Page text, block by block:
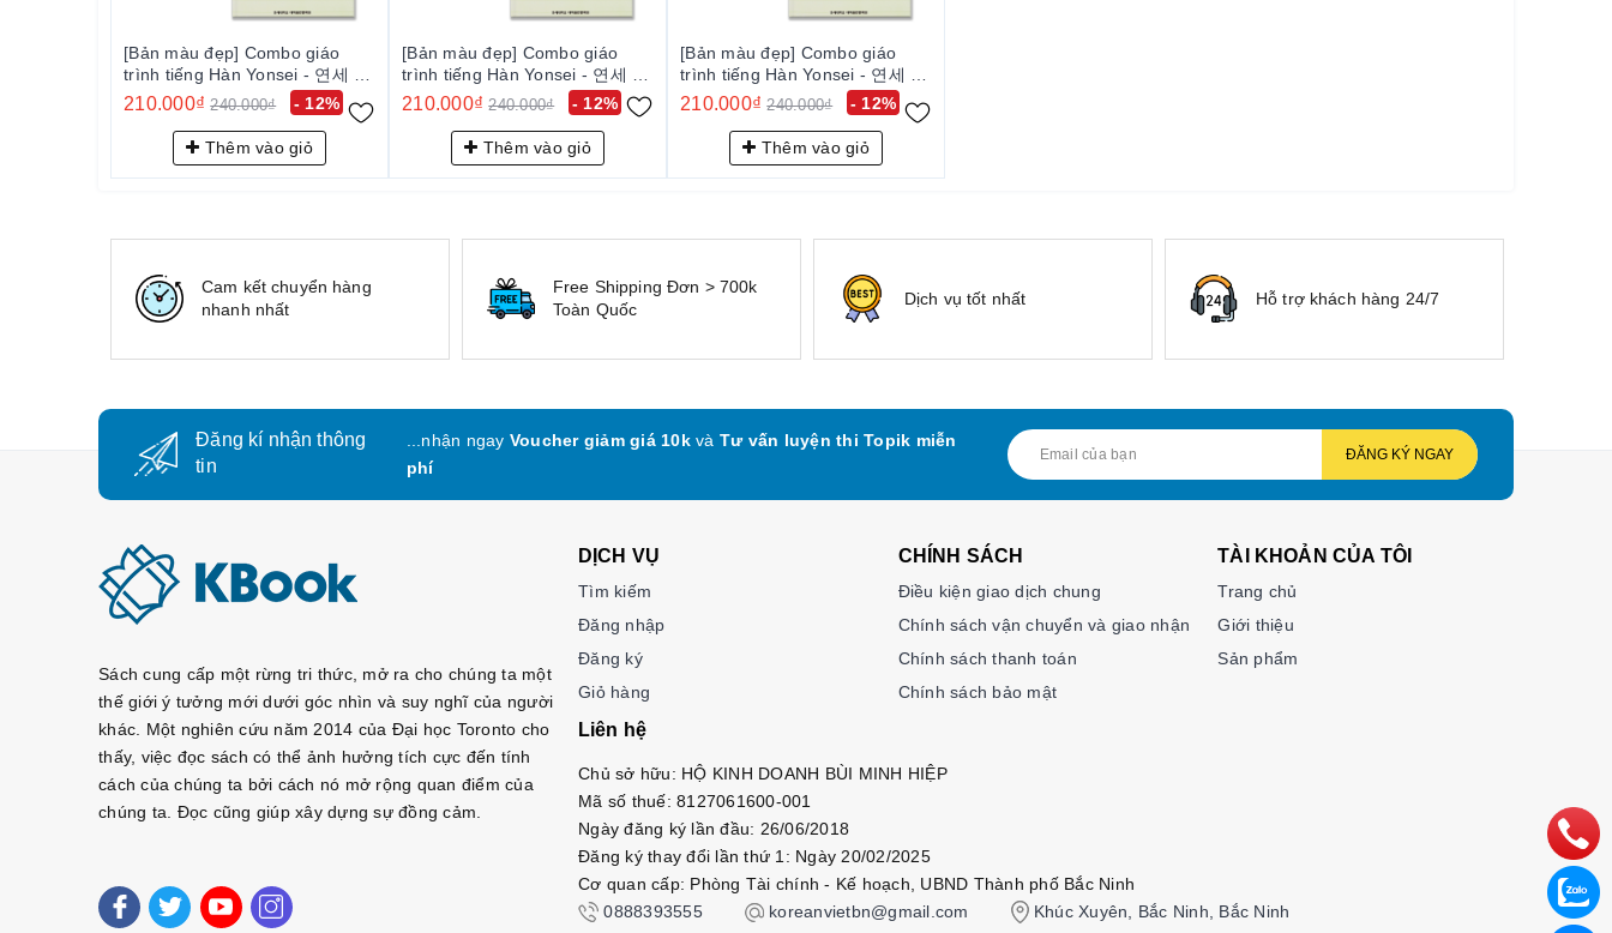
- 12%
[Bản màu đẹp] Combo giáo
trình tiếng Hàn Yonsei - 연세 한
국어 3-2
210.000₫ 240.000₫
Thêm vào giỏ
- 12%
[Bản màu đẹp] Combo giáo
trình tiếng Hàn Yonsei - 연세 한
국어 3-2
210.000₫ 240.000₫
Thêm vào giỏ
- 12%
[Bản màu đẹp] Combo giáo
trình tiếng Hàn Yonsei - 연세 한
국어 3-2
210.000₫ 240.000₫
Thêm vào giỏ
Cam kết chuyển hàng
nhanh nhất
Free Shipping Đơn > 700k
Toàn Quốc
Dịch vụ tốt nhất Hỗ trợ khách hàng 24/7
Đăng kí nhận thông
tin
...nhận ngay Voucher giảm giá 10kvà Tư vấn luyện thi Topik miễn
phí
ĐĂNG KÝ NGAY
Sách cung cấp một rừng tri thức, mở ra cho chúng ta một
thế giới ý tưởng mới dưới góc nhìn và suy nghĩ của người
khác. Một nghiên cứu năm 2014 của Đại học Toronto cho
thấy, việc đọc sách có thể ảnh hưởng tích cực đến tính
cách của chúng ta bởi cách nó mở rộng quan điểm của
chúng ta. Đọc cũng giúp xây dựng sự đồng cảm.
DỊCH VỤ
Tìm kiếm
Đăng nhập
Đăng ký
Giỏ hàng
CHÍNH SÁCH
Điều kiện giao dịch chung
Chính sách vận chuyển và giao nhận
Chính sách thanh toán
Chính sách bảo mật
TÀI KHOẢN CỦA TÔI
Trang chủ
Giới thiệu
Sản phẩm
Liên hệ
Chủ sở hữu: HỘ KINH DOANH BÙI MINH HIỆP
Mã số thuế: 8127061600-001
Ngày đăng ký lần đầu: 26/06/2018
Đăng ký thay đổi lần thứ 1: Ngày 20/02/2025
Cơ quan cấp: Phòng Tài chính - Kế hoạch, UBND Thành phố Bắc Ninh
0888393555
koreanvietbn@gmail.com Khúc Xuyên, Bắc Ninh, Bắc Ninh